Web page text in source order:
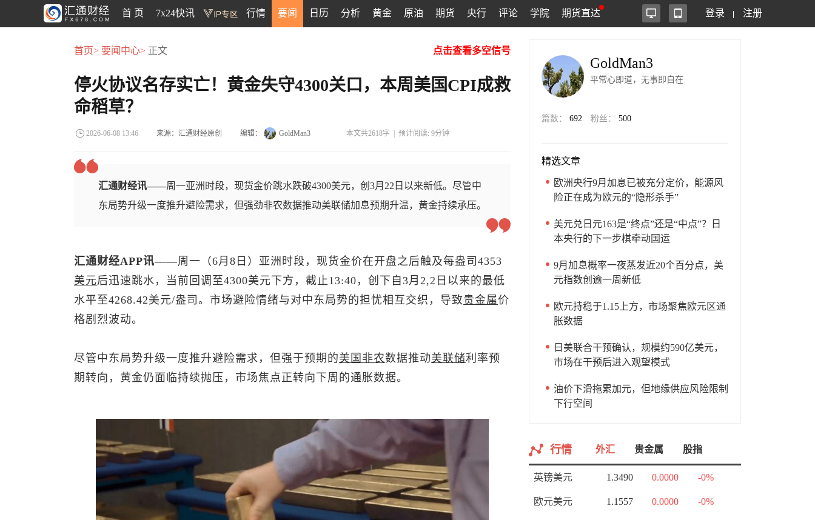
首 页 7x24快讯 行情 要闻 日历 分析 黄金 原油 期货 央行 评论 学院 期货直达 登录 注册
首页> 要闻中心> 正文 点击查看多空信号
停火协议名存实亡！黄金失守4300关口，本周美国CPI成救
命稻草？
2026-06-08 13:46 来源：汇通财经原创 编辑： GoldMan3 本文共2618字 | 预计阅读: 9分钟
汇通财经讯——周一亚洲时段，现货金价跳水跌破4300美元，创3月22日以来新低。尽管中
东局势升级一度推升避险需求，但强劲非农数据推动美联储加息预期升温，黄金持续承压。
汇通财经APP讯——周一（6月8日）亚洲时段，现货金价在开盘之后触及每盎司4353
美元后迅速跳水，当前回调至4300美元下方，截止13:40，创下自3月2,2日以来的最低
水平至4268.42美元/盎司。市场避险情绪与对中东局势的担忧相互交织，导致贵金属价
格剧烈波动。
尽管中东局势升级一度推升避险需求，但强于预期的美国 非农数据推动美联储利率预
期转向，黄金仍面临持续抛压，市场焦点正转向下周的通胀数据。
GoldMan3
平常心即道，无事即自在
篇数： 692 粉丝： 500
精选文章
欧洲央行9月加息已被充分定价，能源风
险正在成为欧元的“隐形杀手”
美元兑日元163是“终点”还是“中点”？日
本央行的下一步棋牵动国运
9月加息概率一夜蒸发近20个百分点，美
元指数创逾一周新低
欧元持稳于1.15上方，市场聚焦欧元区通
胀数据
日美联合干预确认，规模约590亿美元，
市场在干预后进入观望模式
油价下滑拖累加元，但地缘供应风险限制
下行空间
行情 外汇 贵金属 股指
英镑美元 1.3490 0.0000 -0%
欧元美元 1.1557 0.0000 -0%